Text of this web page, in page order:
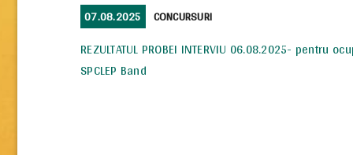
POSTED
ON
07.08.2025 CATEGORIES
CONCURSURI
REZULTATUL PROBEI INTERVIU 06.08.2025-
SPCLEP Band